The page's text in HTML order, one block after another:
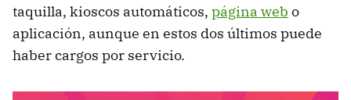
taquilla, kioscos automáticos, página web o
aplicación, aunque en estos dos últimos puede
haber cargos por servicio.